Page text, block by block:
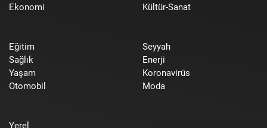
Ekonomi
Kültür-Sanat
Eğitim
Sağlık
Yaşam
Otomobil
Seyyah
Enerji
Koronavirüs
Moda
Yerel